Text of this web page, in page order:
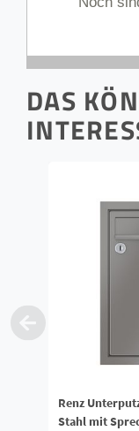
DAS
Renz
Stahl mit